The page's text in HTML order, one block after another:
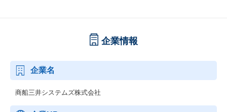
企業情報
企業名
商船三井システムズ株式会社